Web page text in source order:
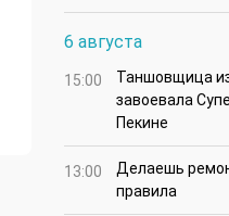
6 августа
15:00
Таншовщица
завоевала
Пекине
13:00
Делаешь
правила